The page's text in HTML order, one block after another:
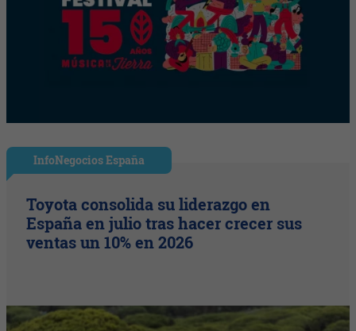
InfoNegocios España
Toyota consolida su liderazgo en
España en julio tras hacer crecer sus
ventas un 10% en 2026